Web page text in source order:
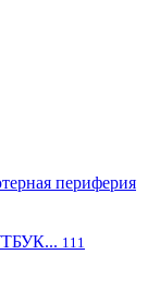
периферия
111